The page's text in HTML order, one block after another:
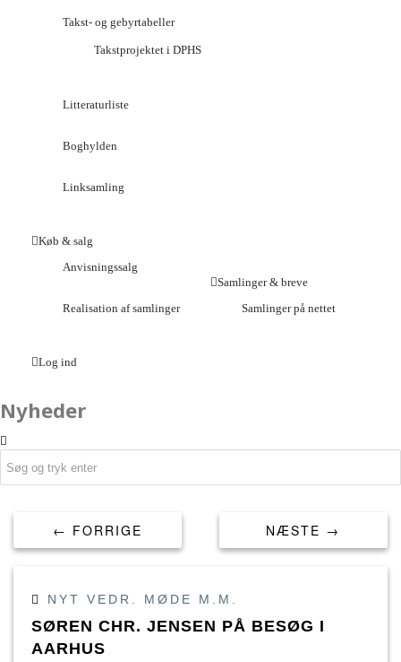
Takst- og gebyrtabeller
Takstprojektet i DPHS
Litteraturliste
Boghylden
Linksamling
Køb & salg
Anvisningssalg
Realisation af samlinger
Samlinger & breve
Samlinger på nettet
Log ind
Nyheder
← FORRIGE NÆSTE →
NYT VEDR. MØDE M.M.
SØREN CHR. JENSEN PÅ BESØG I
AARHUS